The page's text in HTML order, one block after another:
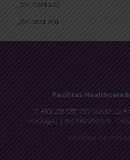
[/av_contact]
[/av_section]
Facilitas
T. +351 213 537 050 (Sede da
Portugal) | TM. 962 292 914| E-
Política de